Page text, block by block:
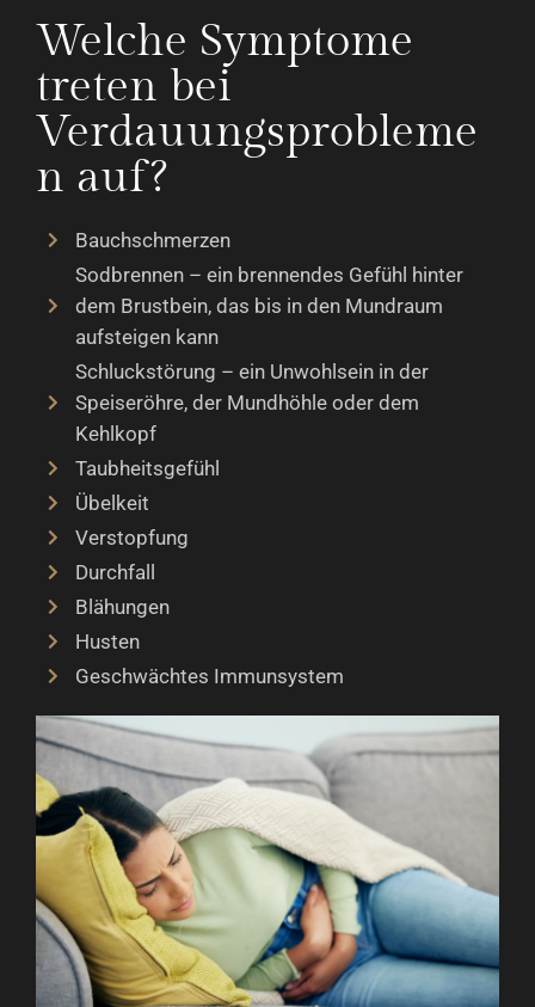
Welche Symptome
treten bei
Verdauungsprobleme
n auf?
Bauchschmerzen
Sodbrennen – ein brennendes Gefühl hinter
dem Brustbein, das bis in den Mundraum
aufsteigen kann
Schluckstörung – ein Unwohlsein in der
Speiseröhre, der Mundhöhle oder dem
Kehlkopf
Taubheitsgefühl
Übelkeit
Verstopfung
Durchfall
Blähungen
Husten
Geschwächtes Immunsystem